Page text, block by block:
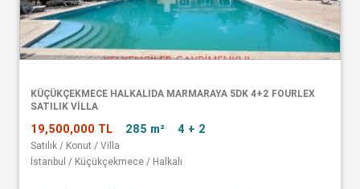
KÜÇÜKÇEKMECE HALKALIDA MARMARAYA 5DK 4+2 FOURLEX
SATILIK VİLLA
19,500,000 TL 285 m² 4 + 2
Satılık / Konut / Villa
İstanbul / Küçükçekmece / Halkalı